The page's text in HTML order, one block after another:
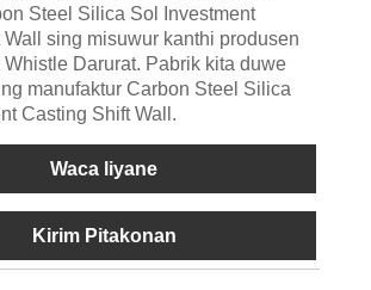
Steel Silica Sol Investment
sing misuwur kanthi produsen
Whistle Darurat. Pabrik kita duwe
manufaktur Carbon Steel Silica
Casting Shift Wall.
Waca liyane
Kirim Pitakonan